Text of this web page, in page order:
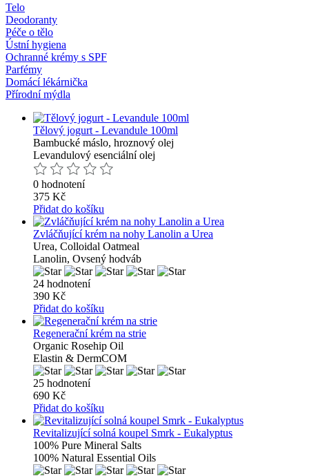
Telo
Deodoranty
Péče o tělo
Ústní hygiena
Ochranné krémy s SPF
Parfémy
Domácí lékárnička
Přírodní mýdla
Tělový jogurt - Levandule 100ml
Bambucké máslo, hroznový olej
Levandulový esenciální olej
0 hodnotení
375 Kč
Přidat do košíku
Zvláčňující krém na nohy Lanolin a Urea
Urea, Colloidal Oatmeal
Lanolin, Ovsený hodváb
24 hodnotení
390 Kč
Přidat do košíku
Regenerační krém na strie
Organic Rosehip Oil
Elastin & DermCOM
25 hodnotení
690 Kč
Přidat do košíku
Revitalizující solná koupel Smrk - Eukalyptus
100% Pure Mineral Salts
100% Natural Essential Oils